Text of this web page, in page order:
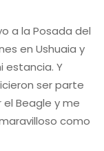
a la Posada del
en Ushuaia y
estancia. Y
ser parte
Beagle y me
como